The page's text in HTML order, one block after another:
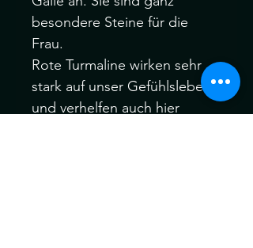
besondere Steine für die
Frau.
Rote Turmaline wirken sehr
stark auf unser Gefühlsleben
und verhelfen auch hier